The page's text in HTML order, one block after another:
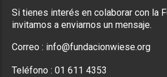
Si tienes interés en colaborar con la
invitamos a enviarnos un mensaje.
Correo : info@fundacionwiese.org
Teléfono : 01 611 4353